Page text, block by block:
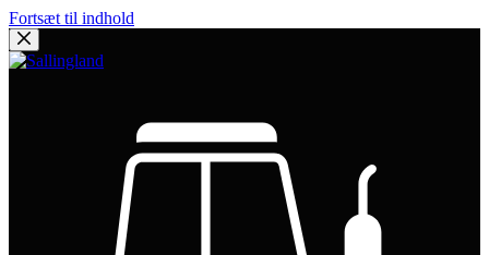
Fortsæt til indhold